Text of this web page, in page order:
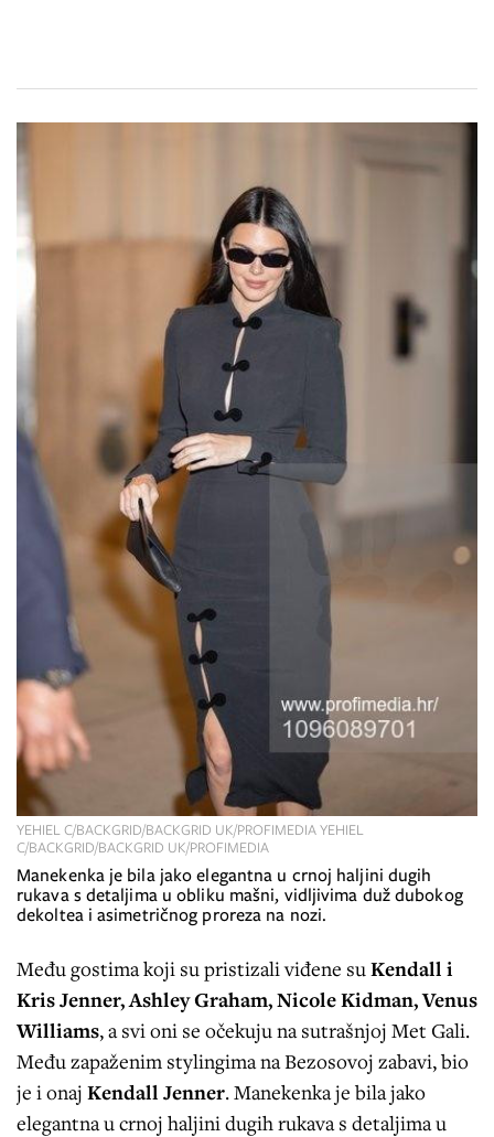
Manekenka je bila jako elegantna u crnoj haljini dugih
rukava s detaljima u obliku mašni, vidljivima duž dubokog
dekoltea i asimetričnog proreza na nozi.
YEHIEL C/BACKGRID/BACKGRID UK/PROFIMEDIA YEHIEL
C/BACKGRID/BACKGRID UK/PROFIMEDIA
Među gostima koji su pristizali viđene su Kendall i
Kris Jenner, Ashley Graham, Nicole Kidman, Venus
Williams, a svi oni se očekuju na sutrašnjoj Met Gali.
Među zapaženim stylingima na Bezosovoj zabavi, bio
je i onaj Kendall Jenner. Manekenka je bila jako
elegantna u crnoj haljini dugih rukava s detaljima u